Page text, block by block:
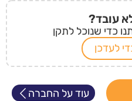
עובד?
כדי שנוכל לתקן
לעדכן
עוד על החברה